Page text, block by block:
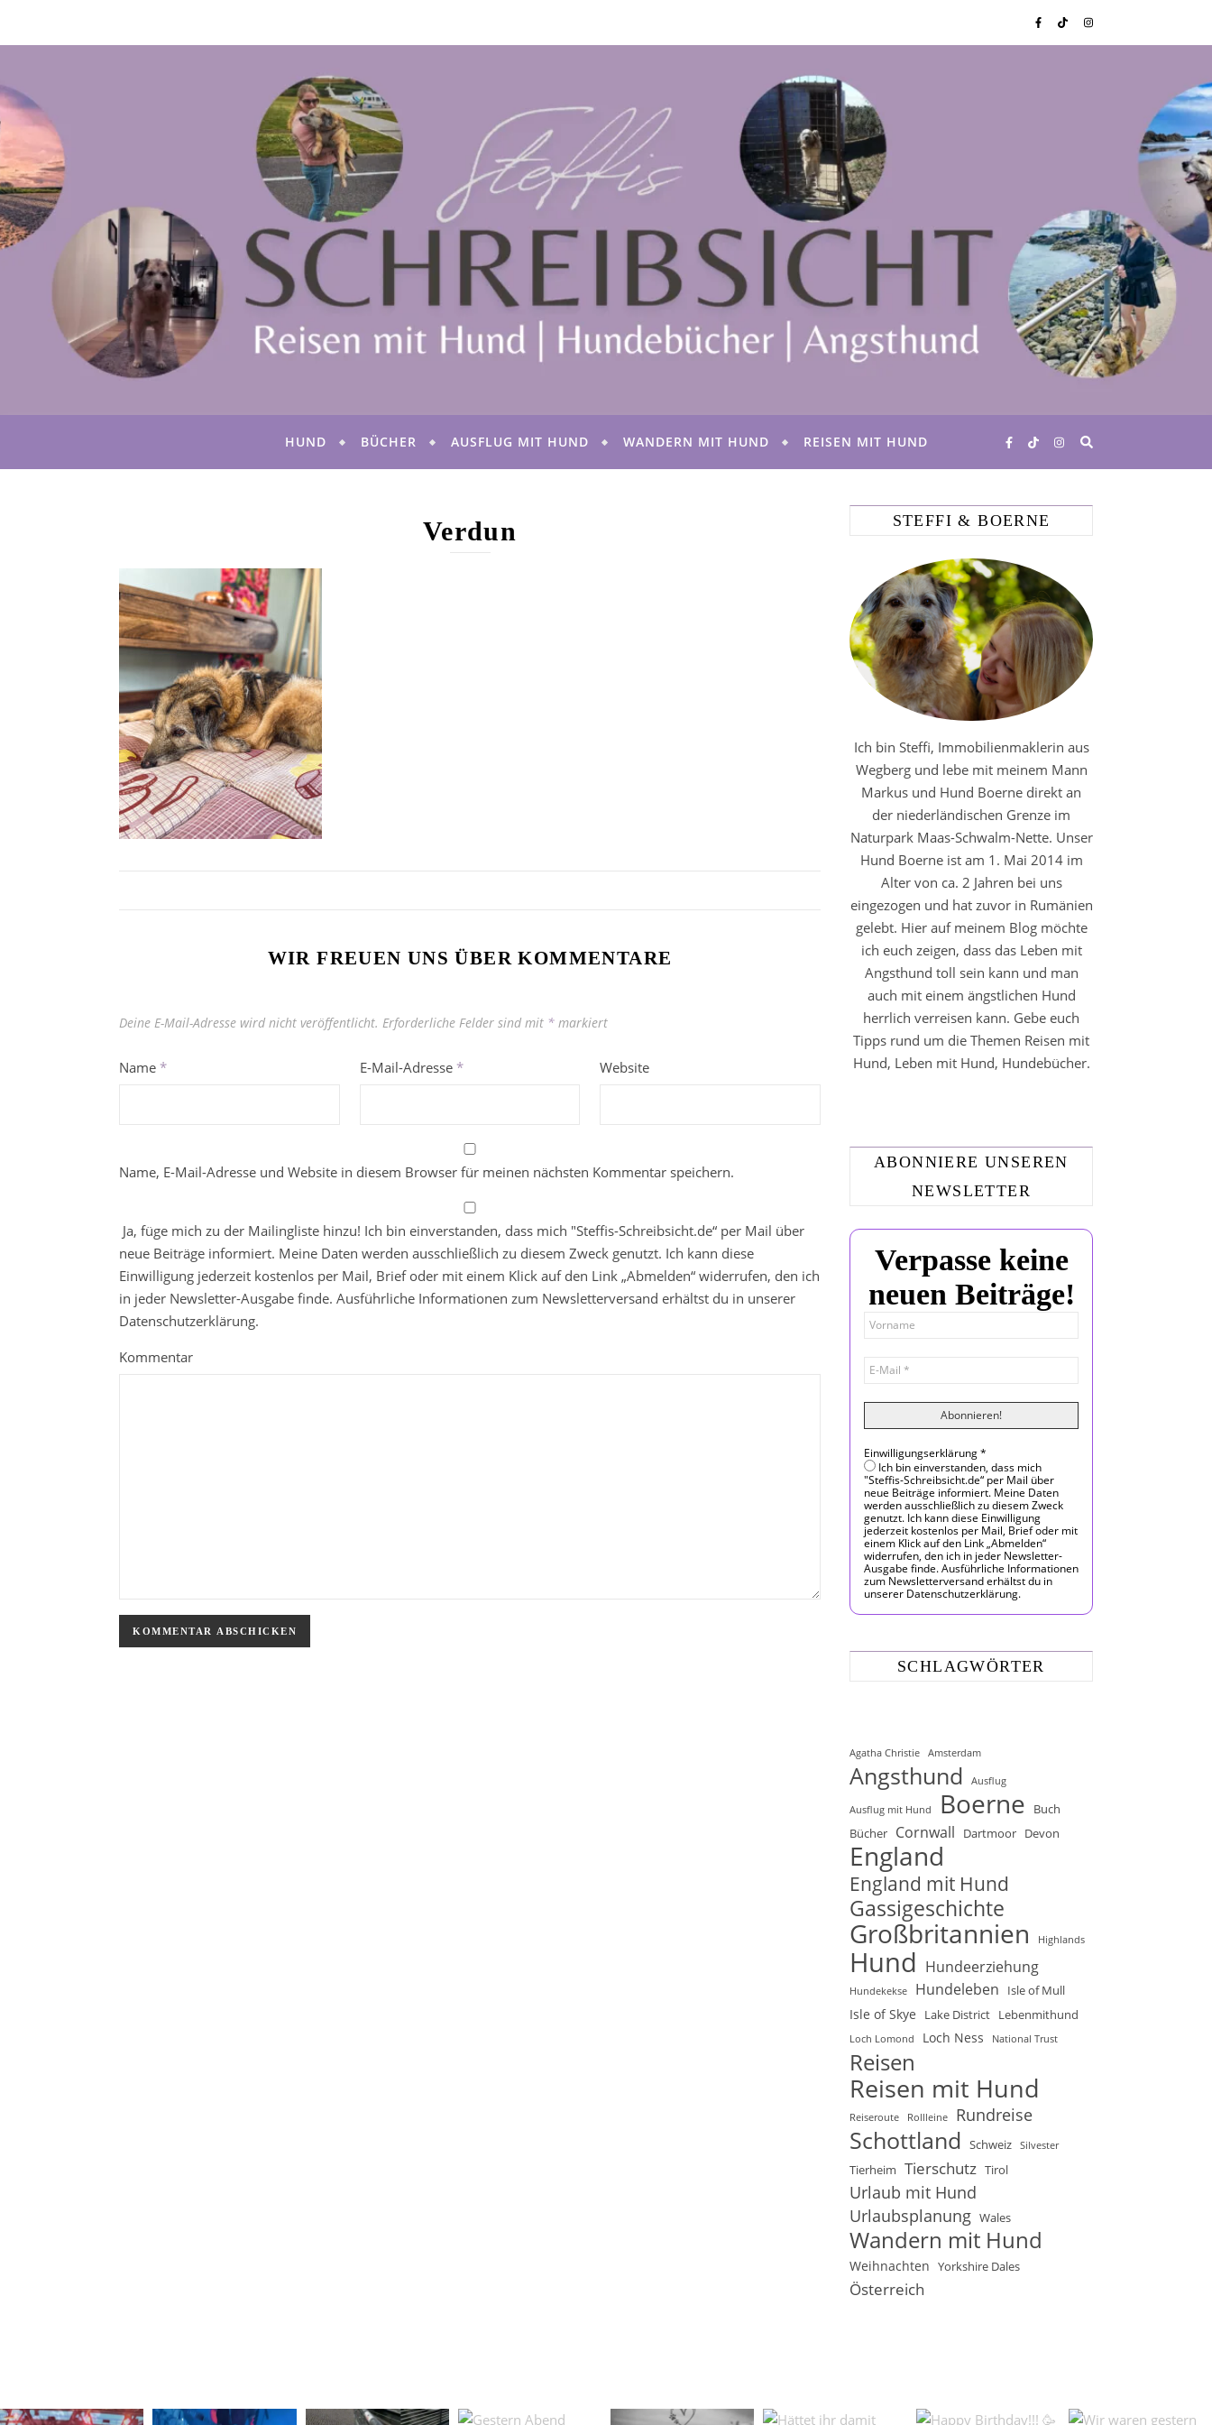
HUND BÜCHER AUSFLUG MIT HUND WANDERN MIT HUND REISEN MIT HUND
Verdun
WIR FREUEN UNS ÜBER KOMMENTARE
Deine E-Mail-Adresse wird nicht veröffentlicht. Erforderliche Felder sind mit * markiert
Name * E-Mail-Adresse * Website
Name, E-Mail-Adresse und Website in diesem Browser für meinen nächsten Kommentar speichern.
Ja, füge mich zu der Mailingliste hinzu! Ich bin einverstanden, dass mich "Steffis-Schreibsicht.de“ per Mail über
neue Beiträge informiert. Meine Daten werden ausschließlich zu diesem Zweck genutzt. Ich kann diese
Einwilligung jederzeit kostenlos per Mail, Brief oder mit einem Klick auf den Link „Abmelden“ widerrufen, den ich
in jeder Newsletter-Ausgabe finde. Ausführliche Informationen zum Newsletterversand erhältst du in unserer
Datenschutzerklärung.
Kommentar
STEFFI & BOERNE
Ich bin Steffi, Immobilienmaklerin aus
Wegberg und lebe mit meinem Mann
Markus und Hund Boerne direkt an
der niederländischen Grenze im
Naturpark Maas-Schwalm-Nette. Unser
Hund Boerne ist am 1. Mai 2014 im
Alter von ca. 2 Jahren bei uns
eingezogen und hat zuvor in Rumänien
gelebt. Hier auf meinem Blog möchte
ich euch zeigen, dass das Leben mit
Angsthund toll sein kann und man
auch mit einem ängstlichen Hund
herrlich verreisen kann. Gebe euch
Tipps rund um die Themen Reisen mit
Hund, Leben mit Hund, Hundebücher.
ABONNIERE UNSEREN
NEWSLETTER
Verpasse keine
neuen Beiträge!
Einwilligungserklärung*
Ich bin einverstanden, dass mich
"Steffis-Schreibsicht.de“ per Mail über
neue Beiträge informiert. Meine Daten
werden ausschließlich zu diesem Zweck
genutzt. Ich kann diese Einwilligung
jederzeit kostenlos per Mail, Brief oder mit
einem Klick auf den Link „Abmelden“
widerrufen, den ich in jeder Newsletter-
Ausgabe finde. Ausführliche Informationen
zum Newsletterversand erhältst du in
unserer Datenschutzerklärung.
SCHLAGWÖRTER
Agatha Christie Amsterdam
Angsthund Ausflug
Ausflug mit Hund Boerne
Buch
Bücher Cornwall Dartmoor Devon
England
England mit Hund
Gassigeschichte
Großbritannien Highlands
Hund Hundeerziehung
Hundekekse Hundeleben Isle of Mull
Isle of Skye Lake District Lebenmithund
Loch Lomond Loch Ness National Trust
Reisen
Reisen mit Hund
Reiseroute Rollleine Rundreise
Schottland Schweiz Silvester
Tierheim Tierschutz Tirol
Urlaub mit Hund
Urlaubsplanung Wales
Wandern mit Hund
Weihnachten Yorkshire Dales
Österreich